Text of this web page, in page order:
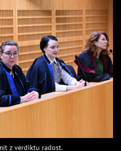
z verdiktu radost.